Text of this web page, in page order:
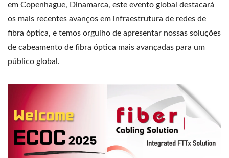
em Copenhague, Dinamarca, este evento global destacará
os mais recentes avanços em infraestrutura de redes de
fibra óptica, e temos orgulho de apresentar nossas soluções
de cabeamento de fibra óptica mais avançadas para um
público global.